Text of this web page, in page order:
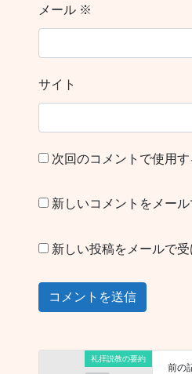
メール ※
サイト
次回のコメントで使用
新しいコメントをメー
新しい投稿をメールで受
礼拝説教の要約
前の